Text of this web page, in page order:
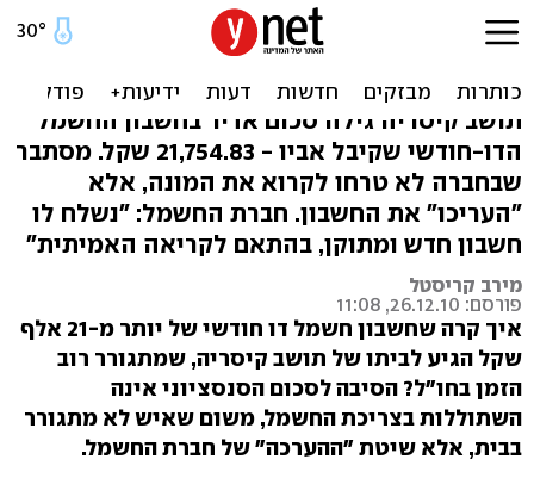
אתה חייב 21 אלף שקל לחברת
החשמל. בערך
תושב קיסריה גילה סכום אדיר בחשבון החשמל
הדו-חודשי שקיבל אביו - 21,754.83 שקל. מסתבר
שבחברה לא טרחו לקרוא את המונה, אלא
"העריכו" את החשבון. חברת החשמל: "נשלח לו
חשבון חדש ומתוקן, בהתאם לקריאה האמיתית"
מירב קריסטל
פורסם: 26.12.10, 11:08
איך קרה שחשבון חשמל דו חודשי של יותר מ-21 אלף
שקל הגיע לביתו של תושב קיסריה, שמתגורר רוב
הזמן בחו"ל? הסיבה לסכום הסנסציוני אינה
השתוללות בצריכת החשמל, משום שאיש לא מתגורר
בבית, אלא שיטת "ההערכה" של חברת החשמל.